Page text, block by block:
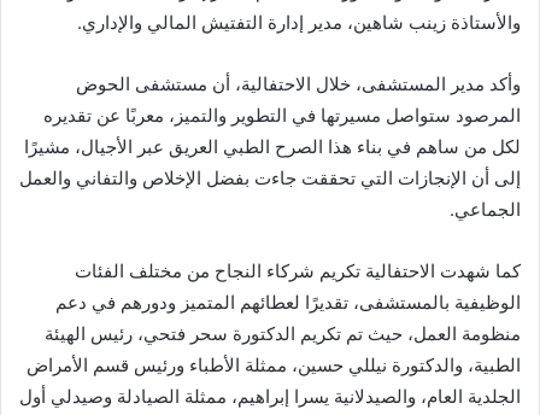
والأستاذة زينب شاهين، مدير إدارة التفتيش المالي والإداري.
وأكد مدير المستشفى، خلال الاحتفالية، أن مستشفى الحوض
المرصود ستواصل مسيرتها في التطوير والتميز، معربًا عن تقديره
لكل من ساهم في بناء هذا الصرح الطبي العريق عبر الأجيال، مشيرًا
إلى أن الإنجازات التي تحققت جاءت بفضل الإخلاص والتفاني والعمل
الجماعي.
كما شهدت الاحتفالية تكريم شركاء النجاح من مختلف الفئات
الوظيفية بالمستشفى، تقديرًا لعطائهم المتميز ودورهم في دعم
منظومة العمل، حيث تم تكريم الدكتورة سحر فتحي، رئيس الهيئة
الطبية، والدكتورة نيللي حسين، ممثلة الأطباء ورئيس قسم الأمراض
الجلدية العام، والصيدلانية يسرا إبراهيم، ممثلة الصيادلة وصيدلي أول